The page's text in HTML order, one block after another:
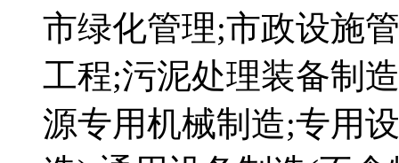
市绿化管理;市政设施
工程;污泥处理装备制
源专用机械制造;专用